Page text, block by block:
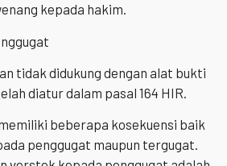
kepada hakim.
tidak didukung dengan alat bukti
diatur dalam pasal 164 HIR.
beberapa kosekuensi baik
penggugat maupun tergugat.